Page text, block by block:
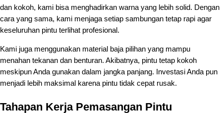
dan kokoh, kami bisa menghadirkan warna yang lebih solid. Dengan
cara yang sama, kami menjaga setiap sambungan tetap rapi agar
keseluruhan pintu terlihat profesional.
Kami juga menggunakan material baja pilihan yang mampu
menahan tekanan dan benturan. Akibatnya, pintu tetap kokoh
meskipun Anda gunakan dalam jangka panjang. Investasi Anda pun
menjadi lebih maksimal karena pintu tidak cepat rusak.
Tahapan Kerja Pemasangan Pintu